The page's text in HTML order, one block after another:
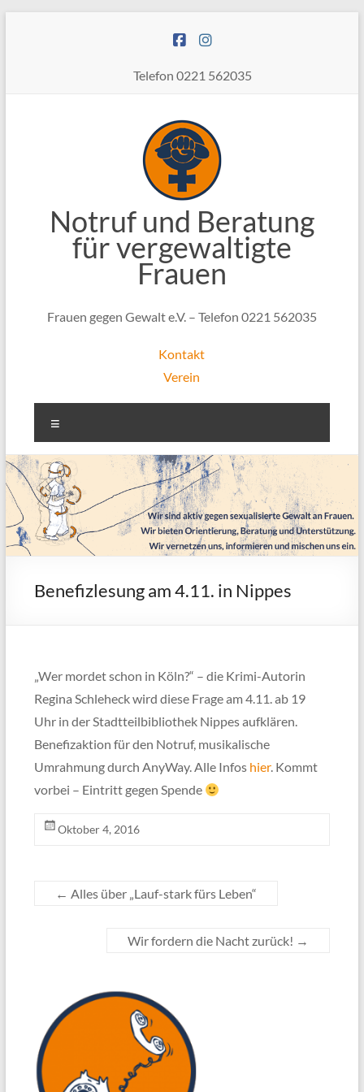
Telefon 0221 562035
Notruf und Beratung
für vergewaltigte
Frauen
Frauen gegen Gewalt e.V. – Telefon 0221 562035
Kontakt
Verein
Benefizlesung am 4.11. in Nippes
„Wer mordet schon in Köln?“ – die Krimi-Autorin
Regina Schleheck wird diese Frage am 4.11. ab 19
Uhr in der Stadtteilbibliothek Nippes aufklären.
Benefizaktion für den Notruf, musikalische
Umrahmung durch AnyWay. Alle Infos hier. Kommt
vorbei – Eintritt gegen Spende
Oktober 4, 2016
← Alles über „Lauf-stark fürs Leben“
Wir fordern die Nacht zurück! →